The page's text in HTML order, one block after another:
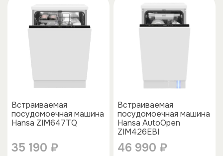
Встраиваемая
посудомоечная машина
Hansa ZIM647TQ
35 190 ₽
Встраиваемая
посудомоечная машина
Hansa AutoOpen
ZIM426EBI
46 990 ₽